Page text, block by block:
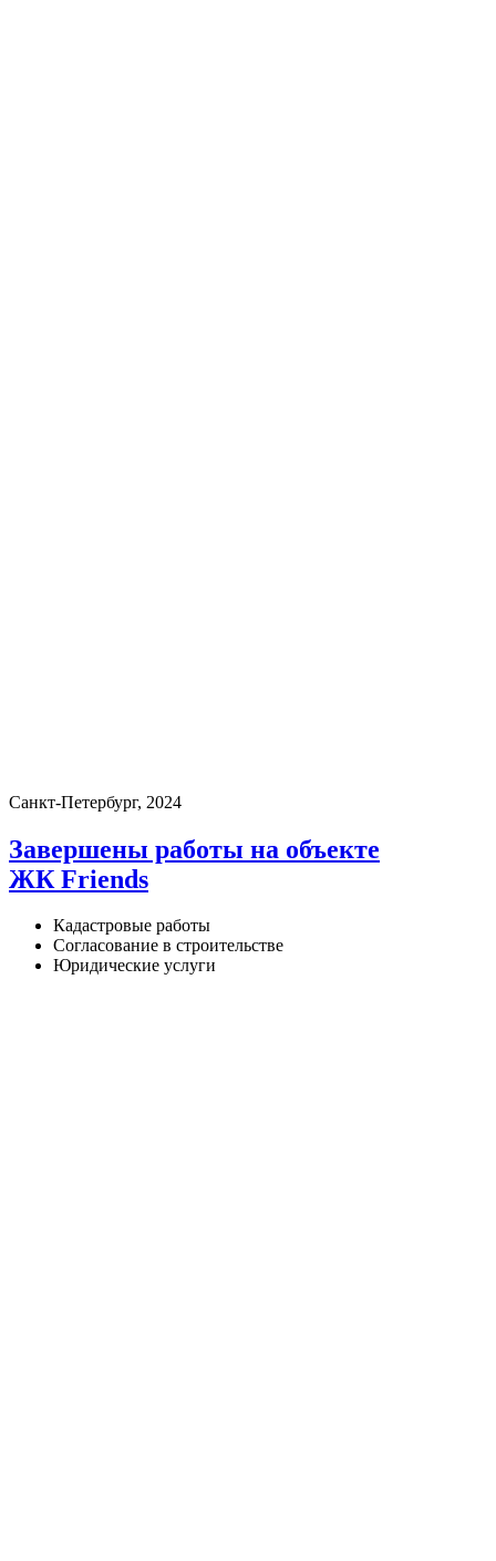
Санкт-Петербург, 2024
Завершены работы на объекте
ЖК Friends
Кадастровые работы
Согласование в строительстве
Юридические услуги